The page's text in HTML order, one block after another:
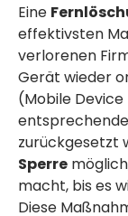
Eine
effektivsten
verlorenen
Gerät wieder
(Mobile
zurückgesetzt
Sperre
macht, bis es
Diese